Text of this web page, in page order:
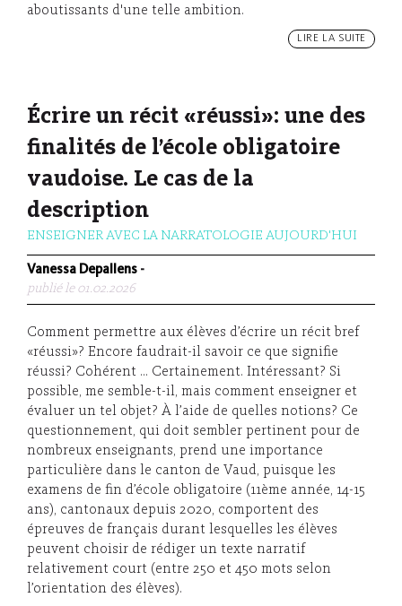
aboutissants d'une telle ambition.
LIRE LA SUITE
Écrire un récit «réussi»: une des
finalités de l’école obligatoire
vaudoise. Le cas de la
description
ENSEIGNER AVEC LA NARRATOLOGIE AUJOURD'HUI
Vanessa Depallens -
publié le 01.02.2026
Comment permettre aux élèves d’écrire un récit bref
«réussi»? Encore faudrait-il savoir ce que signifie
réussi? Cohérent ... Certainement. Intéressant? Si
possible, me semble-t-il, mais comment enseigner et
évaluer un tel objet? À l’aide de quelles notions? Ce
questionnement, qui doit sembler pertinent pour de
nombreux enseignants, prend une importance
particulière dans le canton de Vaud, puisque les
examens de fin d’école obligatoire (11ème année, 14-15
ans), cantonaux depuis 2020, comportent des
épreuves de français durant lesquelles les élèves
peuvent choisir de rédiger un texte narratif
relativement court (entre 250 et 450 mots selon
l’orientation des élèves).